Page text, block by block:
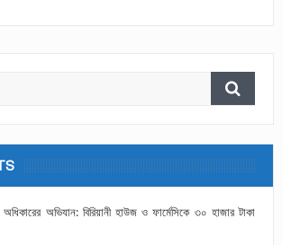
অভিযান: বিরিয়ানী হাউজ ও ফার্মেসিকে ৩০ হাজার টাকা